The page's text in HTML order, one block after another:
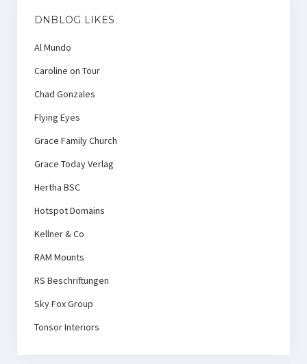
DNBLOG LIKES
Al Mundo
Caroline on Tour
Chad Gonzales
Flying Eyes
Grace Family Church
Grace Today Verlag
Hertha BSC
Hotspot Domains
Kellner & Co
RAM Mounts
RS Beschriftungen
Sky Fox Group
Tonsor Interiors